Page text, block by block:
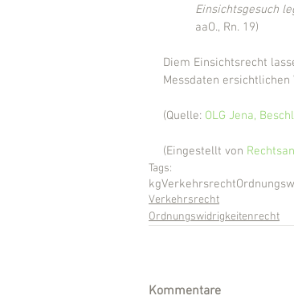
Einsichtsgesuch
aaO., Rn. 19)
Diem Einsichtsrecht
Messdaten
(Quelle: OLG Jena,
(Eingestellt von
Tags:
kgVerkehrsrecht
Verkehrsrecht
Ordnungswidrigkeitenrecht
Kommentare